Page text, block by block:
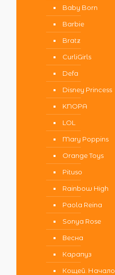
Baby Born
Barbie
Bratz
CurliGirls
Defa
Disney Princess
KNOPA
LOL
Mary Poppins
Orange Toys
Pituso
Rainbow High
Paola Reina
Sonya Rose
Весна
Карапуз
Кощей. Начало